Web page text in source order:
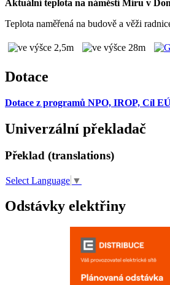
Aktuální teplota na náměstí Míru v
Teplota naměřená na budově a věži
Dotace
Dotace z programů NPO, IROP, Cíl
Univerzální překladač
Překlad (translations)
Select Language ▼
Odstávky elektřiny